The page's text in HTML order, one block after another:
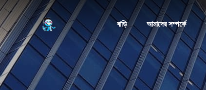
বাড়ি আমাদের সম্পর্কে